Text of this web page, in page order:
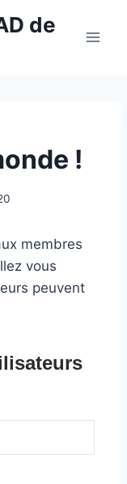
de
!
membres
vous
peuvent